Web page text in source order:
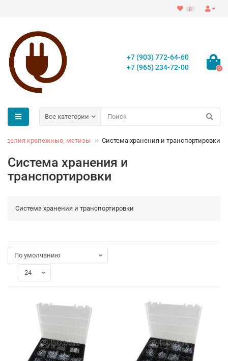
0
+7 (903) 772-64-60
+7 (965) 234-72-00
0
Все категории
крепежные, метизы Система хранения и транспортировки
Система хранения и
транспортировки
Система хранения и транспортировки